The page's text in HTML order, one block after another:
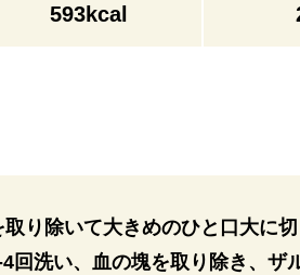
593kcal
取り除いて大きめのひと口大に
回洗い、血の塊を取り除き、ザ